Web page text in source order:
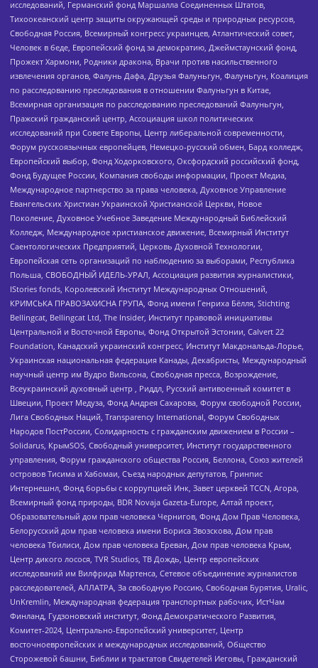
исследований, Германский фонд Маршалла Соединенных Штатов,
Тихоокеанский центр защиты окружающей среды и природных ресурсов,
Свободная Россия, Всемирный конгресс украинцев, Атлантический совет,
Человек в беде, Европейский фонд за демократию, Джеймстаунский фонд,
Прожект Хармони, Родники дракона, Врачи против насильственного
извлечения органов, Фалунь Дафа, Друзья Фалуньгун, Фалуньгун, Коалиция
по расследованию преследования в отношении Фалуньгун в Китае,
Всемирная организация по расследованию преследований Фалуньгун,
Пражский гражданский центр, Ассоциация школ политических
исследований при Совете Европы, Центр либеральной современности,
Форум русскоязычных европейцев, Немецко-русский обмен, Бард колледж,
Европейский выбор, Фонд Ходорковского, Оксфордский российский фонд,
Фонд Будущее России, Компания свободы информации, Проект Медиа,
Международное партнерство за права человека, Духовное Управление
Евангельских Христиан Украинской Христианской Церкви, Новое
Поколение, Духовное Учебное Заведение Международный Библейский
Колледж, Международное христианское движение, Всемирный Институт
Саентологических Предприятий, Церковь Духовной Технологии,
Европейская сеть организаций по наблюдению за выборами, Республика
Польша, СВОБОДНЫЙ ИДЕЛЬ-УРАЛ, Ассоциация развития журналистики,
IStories fonds, Королевский Институт Международных Отношений,
КРИМСЬКА ПРАВОЗАХИСНА ГРУПА, Фонд имени Генриха Бёлля, Stichting
Bellingcat, Bellingcat Ltd, The Insider, Институт правовой инициативы
Центральной и Восточной Европы, Фонд Открытой Эстонии, Calvert 22
Foundation, Канадский украинский конгресс, Институт Макдональда-Лорье,
Украинская национальная федерация Канады, Декабристы, Международный
научный центр им Вудро Вильсона, Свободная пресса, Возрождение,
Всеукраинский духовный центр , Риддл, Русский антивоенный комитет в
Швеции, Проект Медуза, Фонд Андрея Сахарова, Форум свободной России,
Лига Свободных Наций, Transparеncy International, Форум Свободных
Народов ПостРоссии, Солидарность с гражданским движением в России –
Solidarus, КрымSOS, Свободный университет, Институт государственного
управления, Форум гражданского общества Россия, Беллона, Союз жителей
островов Тисима и Хабомаи, Съезд народных депутатов, Гринпис
Интернешнл, Фонд борьбы с коррупцией Инк, Завет церквей TCCN, Агора,
Всемирный фонд природы, BDR Novaja Gazeta-Europe, Алтай проект,
Образовательный дом прав человека Чернигов, Фонд Дом Прав Человека,
Белорусский дом прав человека имени Бориса Звозскова, Дом прав
человека Тбилиси, Дом прав человека Ереван, Дом прав человека Крым,
Центр дикого лосося, TVR Studios, ТВ Дождь, Центр европейских
исследований им Вилфрида Мартенса, Сетевое объединение журналистов
расследователей, АЛЛАТРА, За свободную Россию, Свободная Бурятия, Uralic,
UnKremlin, Международная федерация транспортных рабочих, ИстЧам
Финланд, Гудзоновский институт, Фонд Демократического Развития,
Комитет-2024, Центрально-Европейский университет, Центр
восточноевропейских и международных исследований, Общество
Сторожевой башни, Библии и трактатов Свидетелей Иеговы, Гражданский